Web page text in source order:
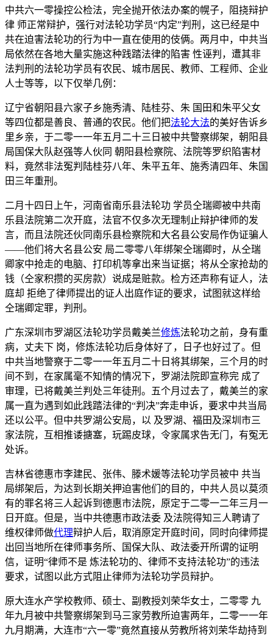
中共六一零操控公检法，完全抛开依法办案的幌子，阻挠辩护
律 师正常辩护，强行对法轮功学员“内定”判刑，这已经是中
共在迫害法轮功的行为中一直在使用的伎俩。两月中，中共当
局依然在各地大量实施这种践踏法律的陷害 性诬判，遭其非
法判刑的法轮功学员有农民、城市居民、教师、工程师、企业
人士等等，以下仅举几例：
辽宁省朝阳县六家子乡施秀清、陆桂芬、朱 国田和朱平父女
等四位都是善良、普通的农民。他们把法轮大法的美好告诉乡
里乡亲，于二零一一年五月二十三日被中共警察绑架，朝阳县
局国保大队赵强等人伙同 朝阳县检察院、法院等罗织陷害材
料，竟然非法冤判陆桂芬八年、朱平五年、施秀清四年、朱国
田三年重刑。
二月十四日上午，河南省南乐县法轮功 学员仝瑞卿被中共南
乐县法院第二次开庭，法官不仅多次无理制止辩护律师的发
言，而且法院还伙同南乐县检察院和大名县公安局作伪证骗人
——他们将大名县公安 局二零零八年绑架仝瑞卿时，从仝瑞
卿家中抢走的电脑、打印机等拿出来当证据；将从仝家抢劫的
钱（仝家积攒的买房款）说成是赃款。检方还声称有证人，法
庭却 拒绝了律师提出的证人出庭作证的要求，试图就这样给
仝瑞卿定罪，判刑。
广东深圳市罗湖区法轮功学员戴美兰修炼法轮功之前，身有重
病，丈夫下 岗，修炼法轮功后身体好了，日子也好过了。但
中共当地警察于二零一一年五月二十日将其绑架，三个月的时
间不到，在家属毫不知情的情况下，罗湖法院即宣称完 成了
审理，已将戴美兰判处三年徒刑。五个月过去了，戴美兰的家
属一直为遇到如此践踏法律的“判决”奔走申诉，要求中共当局
还以公平。但中共罗湖公安局，以 及罗湖、福田及深圳市三
家法院，互相推诿搪塞，玩踢皮球，令家属求告无门，有冤无
处诉。
吉林省德惠市李建民、张伟、滕术媛等法轮功学员被中 共当
局绑架后，为达到长期关押迫害他们的目的，中共人员以莫须
有的罪名将三人起诉到德惠市法院，原定于二零一二年三月一
日开庭。但是，当中共德惠市政法委 及法院得知三人聘请了
维权律师做代理辩护人后，取消原定开庭时间，同时向律师提
出回当地所在律师事务所、国保大队、政法委开所谓的证明
信，证明“律师不是 炼法轮功的、律师不支持法轮功”的违法
要求，试图以此方式阻止律师为法轮功学员辩护。
原大连水产学校教师、硕士、副教授刘荣华女士，二零零 九
年九月被中共警察绑架到马三家劳教所迫害两年，二零一一年
九月期满，大连市“六一零”竟然直接从劳教所将刘荣华劫持到